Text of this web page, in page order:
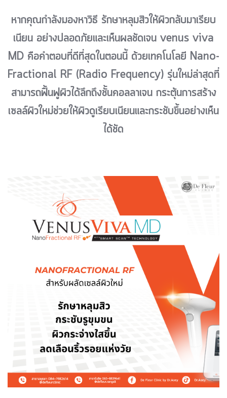
หากคุณกำลังมองหาวิธี รักษาหลุมสิวให้ผิวกลับมาเรียบ
เนียน อย่างปลอดภัยและเห็นผลชัดเจน venus viva
MD คือคำตอบที่ดีที่สุดในตอนนี้ ด้วยเทคโนโลยี Nano-
Fractional RF (Radio Frequency) รุ่นใหม่ล่าสุดที่
สามารถฟื้นฟูผิวได้ลึกถึงชั้นคอลลาเจน กระตุ้นการสร้าง
เซลล์ผิวใหม่ช่วยให้ผิวดูเรียบเนียนและกระชับขึ้นอย่างเห็น
ได้ชัด